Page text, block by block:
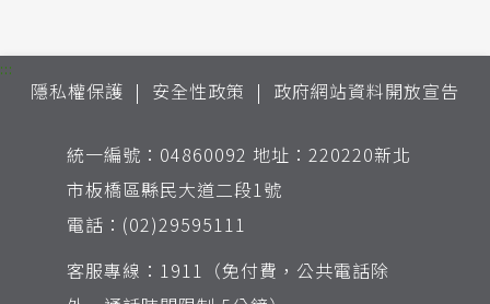
:::
隱私權保護 安全性政策 政府網站資料開放宣告
統一編號：04860092 地址：220220新北
市板橋區縣民大道二段1號
電話：(02)29595111
客服專線：1911（免付費，公共電話除